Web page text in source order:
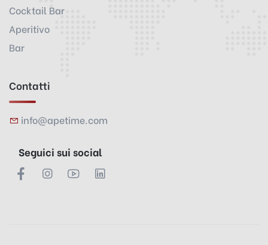
Cocktail Bar
Aperitivo
Bar
Contatti
info@apetime.com
Seguici sui social